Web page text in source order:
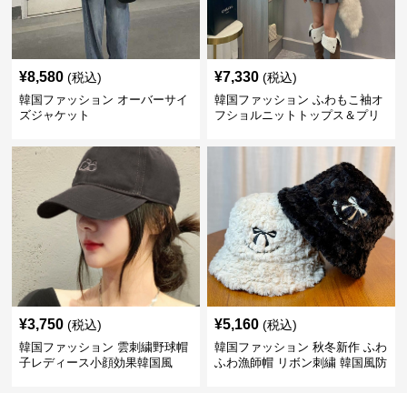
¥8,580 (税込)
韓国ファッション オーバーサイ
ズジャケット
¥7,330 (税込)
韓国ファッション ふわもこ袖オ
フショルニットトップス＆プリ
¥3,750 (税込)
韓国ファッション 雲刺繍野球帽
子レディース小顔効果韓国風
¥5,160 (税込)
韓国ファッション 秋冬新作 ふわ
ふわ漁師帽 リボン刺繍 韓国風防